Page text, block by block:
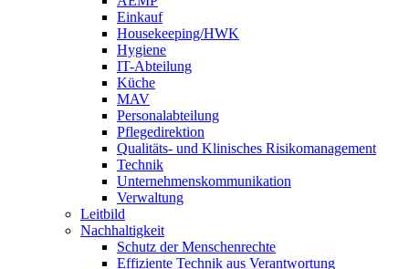
Einkauf
Housekeeping/HWK
Hygiene
IT-Abteilung
Küche
MAV
Personalabteilung
Pflegedirektion
Qualitäts- und Klinisches Risikomanagement
Technik
Unternehmenskommunikation
Verwaltung
Leitbild
Nachhaltigkeit
Schutz der Menschenrechte
Effiziente Technik aus Verantwortung